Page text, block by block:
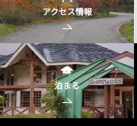
アクセス情報
泊まる